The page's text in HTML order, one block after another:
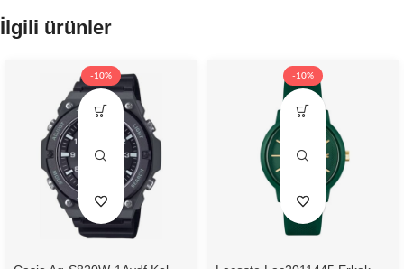
İlgili ürünler
-10% -10%